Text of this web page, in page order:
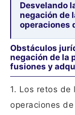
Desvelando
negación de
operaciones
Obstáculos
negación de la
fusiones y
1. Los retos de
operaciones